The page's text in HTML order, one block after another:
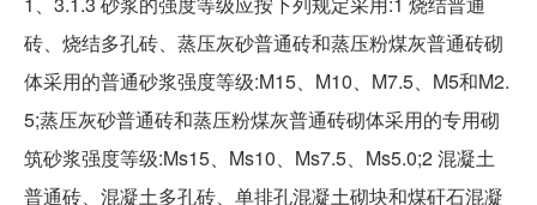
砖、烧结多孔砖、蒸压灰砂普通砖和蒸压粉煤灰普通砖砌
体采用的普通砂浆强度等级:M15、M10、M7.5、M5和M2.
5;蒸压灰砂普通砖和蒸压粉煤灰普通砖砌体采用的专用砌
筑砂浆强度等级:Ms15、Ms10、Ms7.5、Ms5.0;2 混凝土
普通砖、混凝土多孔砖、单排孔混凝土砌块和煤矸石混凝